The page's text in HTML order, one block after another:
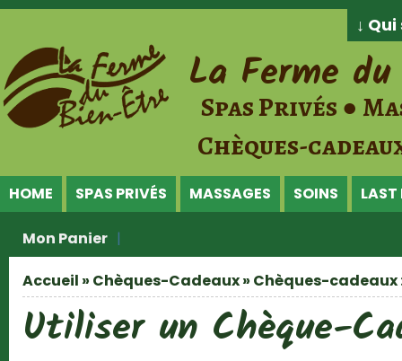
Jump to Content
↓
La Ferme
Spas Privés ●
Chèques-
HOME SPAS PRIVÉS MASSAGES SOINS LAST
Mon Panier
Vous êtes ici
Accueil » Chèques-Cadeaux» Chèques-cadeaux
Utiliser un Chèque-